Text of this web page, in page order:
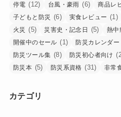
停電 (12) 台風・豪雨 (6) 商品レ
子どもと防災 (6) 実食レビュー (1)
火災 (5) 災害史・記念日 (5) 熱中
開催中のセール (1) 防災カレンダー
防災ツール集 (8) 防災初心者向け
防災本 (5) 防災系資格 (31) 非常
カテゴリ